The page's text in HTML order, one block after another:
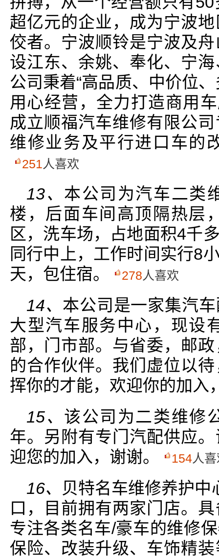
超亿元的企业，成为宁波
佼者。宁波顺铃是宁波及
设江东、余姚、奉化、宁
公司秉着“高品质、中价位
用心经营，全力打造商用
成立顺福汽车维修有限公
维修业务及平行进口车的
251人喜欢
13、 本公司为汽车二类
楼，后面车间高顶隔热层
区，洗车场，占地面积4千
同行中上，工作时间实行8
天，包住宿。
278人喜欢
14、 本公司是一家集汽
大型汽车服务中心，现设
部，门市部。与省委，邮
的合作伙伴。我们虚位以
挥你的才能，欢迎你的加入
15、 该公司为二类维修
年。另附有专门汽配供应
迎您的加入，谢谢。
154人
16、
贝特名车维修养护
口，目前拥有两家门店。
专注各类名车/豪车的维修
保险、改装升级、车饰精